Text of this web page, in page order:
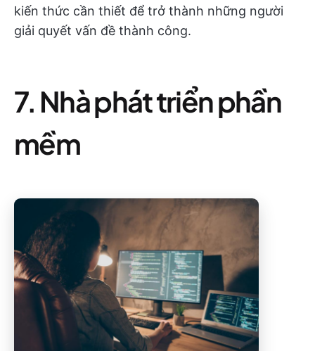
kiến thức cần thiết để trở thành những người
giải quyết vấn đề thành công.
7. Nhà phát triển phần
mềm